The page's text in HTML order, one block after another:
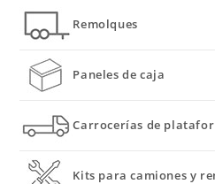
Remolques
Paneles de caja
Carrocerías de
Kits para camiones y